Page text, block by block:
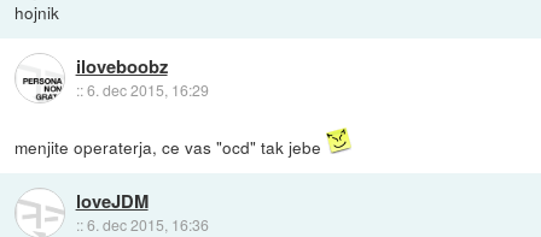
hojnik
iloveboobz
::6. dec 2015, 16:29
menjite operaterja, ce vas "ocd" tak jebe
loveJDM
::6. dec 2015, 16:36